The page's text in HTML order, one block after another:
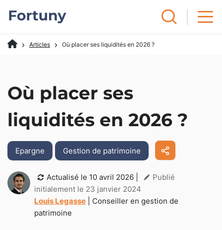
Articles Où placer ses liquidités en 2026 ?
Où placer ses
liquidités en 2026 ?
Epargne Gestion de patrimoine
Actualisé le 10 avril 2026
Publié
initialement le 23 janvier 2024
Louis Legasse
| Conseiller en gestion de
patrimoine